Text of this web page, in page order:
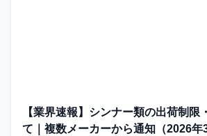
【業界速報】シンナー類の出荷制限
て｜複数メーカーから通知（2026年3